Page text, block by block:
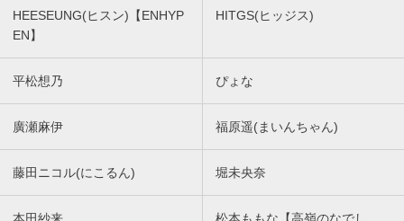
HEESEUNG(ヒスン)【ENHYP
EN】
HITGS(ヒッジス)
平松想乃 ぴょな
廣瀬麻伊 福原遥(まいんちゃん)
藤田ニコル(にこるん) 堀未央奈